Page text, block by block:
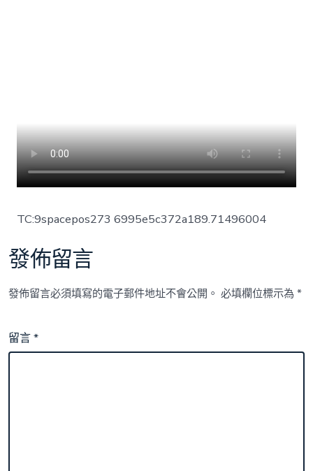
TC:9spacepos273 6995e5c372a189.71496004
發佈留言
發佈留言必須填寫的電子郵件地址不會公開。 必填欄位標示為*
留言*